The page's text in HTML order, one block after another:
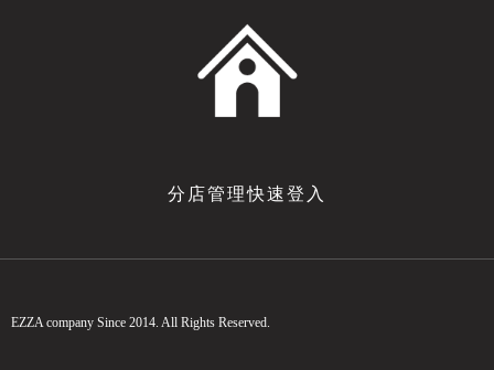
分店管理快速登入
EZZA company Since 2014. All Rights Reserved.